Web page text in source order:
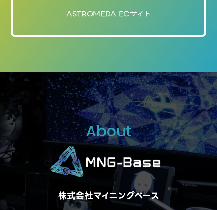
ASTROMEDA ECサイト
About
株式会社マイニングベース